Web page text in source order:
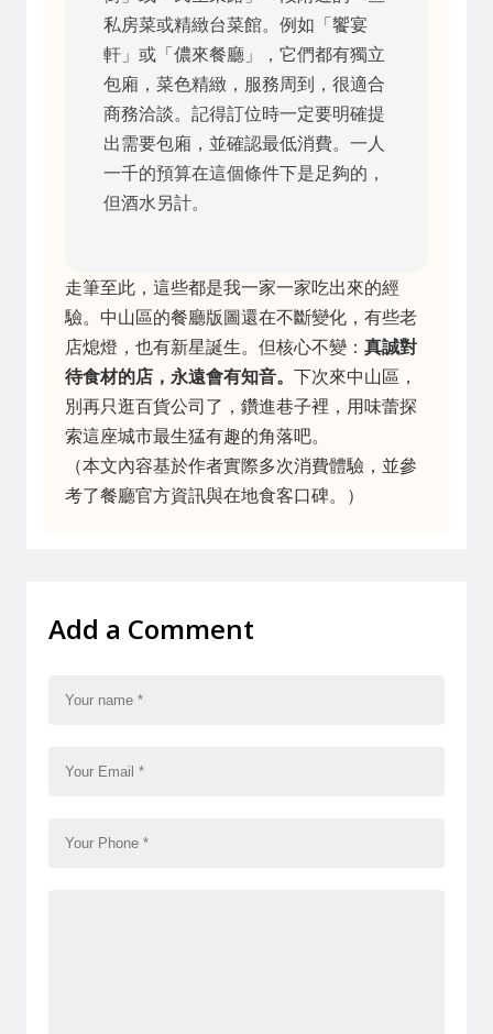
私房菜或精緻台菜館。例如「饗宴
軒」或「儂來餐廳」，它們都有獨立
包廂，菜色精緻，服務周到，很適合
商務洽談。記得訂位時一定要明確提
出需要包廂，並確認最低消費。一人
一千的預算在這個條件下是足夠的，
但酒水另計。
走筆至此，這些都是我一家一家吃出來的經
驗。中山區的餐廳版圖還在不斷變化，有些老
店熄燈，也有新星誕生。但核心不變： 真誠對
待食材的店，永遠會有知音。 下次來中山區，
別再只逛百貨公司了，鑽進巷子裡，用味蕾探
索這座城市最生猛有趣的角落吧。
（本文內容基於作者實際多次消費體驗，並參
考了餐廳官方資訊與在地食客口碑。）
Add a Comment